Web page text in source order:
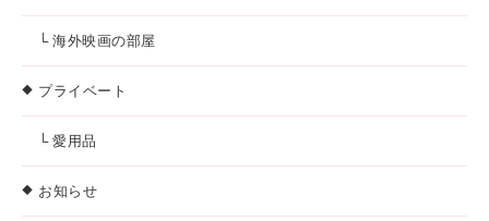
└ 海外映画の部屋
プライベート
└ 愛用品
お知らせ